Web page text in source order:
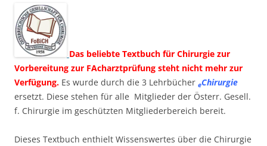
Das beliebte Textbuch für Chirurgie zur
Vorbereitung zur FAcharztprüfung steht nicht mehr zur
Verfügung. Es wurde durch die 3 Lehrbücher eChirurgie
ersetzt. Diese stehen für alle Mitglieder der Österr. Gesell.
f. Chirurgie im geschützten Mitgliederbereich bereit.
Dieses Textbuch enthielt Wissenswertes über die Chirurgie